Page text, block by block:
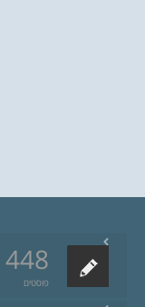
448
פוסטים